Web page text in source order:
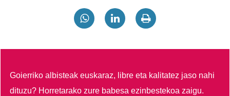
Goierriko albisteak euskaraz, libre eta kalitatez jaso nahi
dituzu? Horretarako zure babesa ezinbestekoa zaigu.